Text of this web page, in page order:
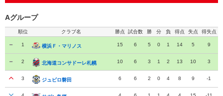
Aグループ
順位 クラブ名 勝点 試合数 勝 分 負 得点 失点 得失点
1 横浜Ｆ・マリノス
横浜Ｆ・マリノス 15 6 5 0 1 14 5 9
2 北海道コンサドーレ札幌
北海道コンサドーレ札幌 10 6 3 1 2 13 10 3
3 ジュビロ磐田
ジュビロ磐田 6 6 2 0 4 8 9 -1